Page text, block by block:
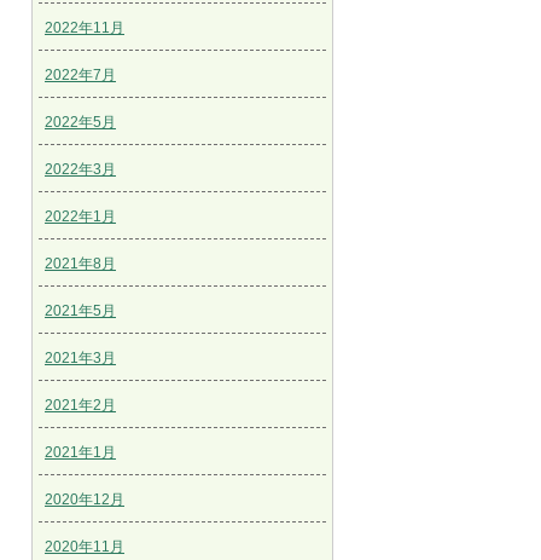
2022年11月
2022年7月
2022年5月
2022年3月
2022年1月
2021年8月
2021年5月
2021年3月
2021年2月
2021年1月
2020年12月
2020年11月